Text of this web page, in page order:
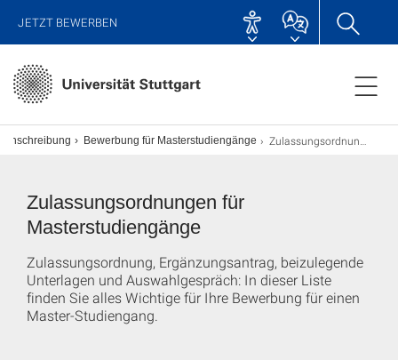
JETZT BEWERBEN
Bewerbung für Masterstudiengänge Zulassungsordnungen
Zulassungsordnungen für
Masterstudiengänge
Zulassungsordnung, Ergänzungsantrag, beizulegende
Unterlagen und Auswahlgespräch: In dieser Liste
finden Sie alles Wichtige für Ihre Bewerbung für einen
Master-Studiengang.